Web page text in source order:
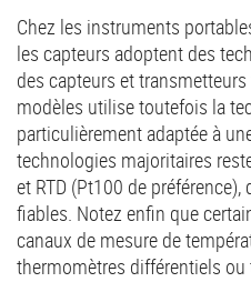
Chez les instruments
les capteurs adoptent des
des capteurs et
modèles utilise toutefois la
particulièrement adaptée à
technologies majoritaires
et RTD (Pt100 de
fiables. Notez enfin que
canaux de mesure de
thermomètres différentiels